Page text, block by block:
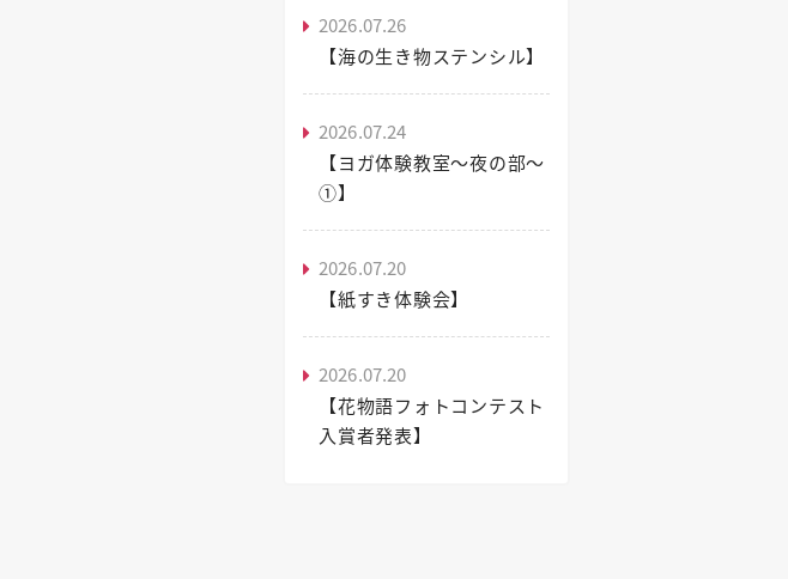
2026.07.26
【海の生き物ステンシル】
2026.07.24
【ヨガ体験教室～夜の部～
①】
2026.07.20
【紙すき体験会】
2026.07.20
【花物語フォトコンテスト
入賞者発表】